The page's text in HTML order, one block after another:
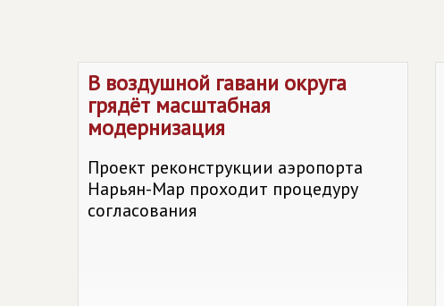
В воздушной гавани округа
грядёт масштабная
модернизация
Проект реконструкции аэропорта
Нарьян-Мар проходит процедуру
согласования